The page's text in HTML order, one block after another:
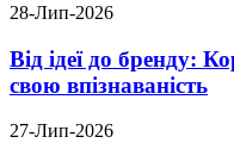
28-Лип-2026
Від ідеї до бренду:
свою впізнаваність
27-Лип-2026